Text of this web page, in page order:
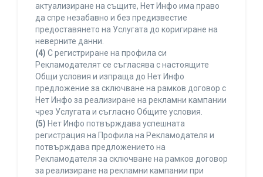
актуализиране на същите, Нет Инфо има право
да спре незабавно и без предизвестие
предоставянето на Услугата до коригиране на
неверните данни.
(4) С регистриране на профила си
Рекламодателят се съгласява с настоящите
Общи условия и изпраща до Нет Инфо
предложение за сключване на рамков договор с
Нет Инфо за реализиране на рекламни кампании
чрез Услугата и съгласно Общите условия.
(5) Нет Инфо потвърждава успешната
регистрация на Профила на Рекламодателя и
потвърждава предложението на
Рекламодателя за сключване на рамков договор
за реализиране на рекламни кампании при